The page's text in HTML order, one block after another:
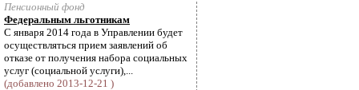
Пенсионный фонд
Федеральным льготникам
С января 2014 года в Управлении будет
осуществляться прием заявлений об
отказе от получения набора социальных
услуг (социальной услуги),...
(добавлено 2013-12-21 )